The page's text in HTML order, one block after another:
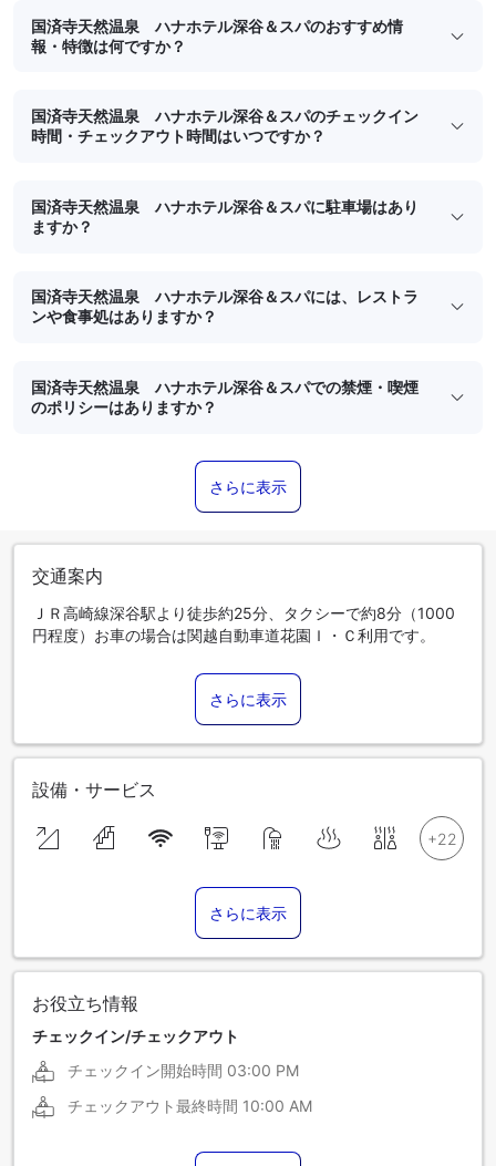
国済寺天然温泉 ハナホテル深谷＆スパのおすすめ情
報・特徴は何ですか？
国済寺天然温泉 ハナホテル深谷＆スパのチェックイン
時間・チェックアウト時間はいつですか？
国済寺天然温泉 ハナホテル深谷＆スパに駐車場はあり
ますか？
国済寺天然温泉 ハナホテル深谷＆スパには、レストラ
ンや食事処はありますか？
国済寺天然温泉 ハナホテル深谷＆スパでの禁煙・喫煙
のポリシーはありますか？
さらに表示
交通案内
ＪＲ高崎線深谷駅より徒歩約25分、タクシーで約8分（1000
円程度）お車の場合は関越自動車道花園Ｉ・Ｃ利用です。
さらに表示
設備・サービス
さらに表示
お役立ち情報
チェックイン/チェックアウト
チェックイン開始時間 03:00 PM
チェックアウト最終時間 10:00 AM